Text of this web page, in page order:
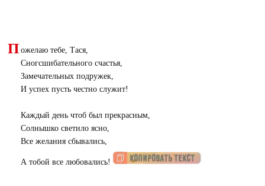
П ожелаю тебе, Тася,
Сногсшибательного счастья,
Замечательных подружек,
И успех пусть честно служит!
Каждый день чтоб был прекрасным,
Солнышко светило ясно,
Все желания сбывались,
А тобой все любовались!